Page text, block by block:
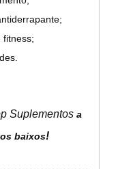
fitness;
Suplementos a
baixos!